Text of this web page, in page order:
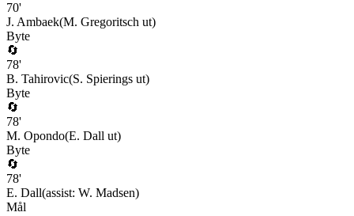
70'
J. Ambaek(M. Gregoritsch ut)
Byte
🔄
78'
B. Tahirovic(S. Spierings ut)
Byte
🔄
78'
M. Opondo(E. Dall ut)
Byte
🔄
78'
E. Dall(assist: W. Madsen)
Mål